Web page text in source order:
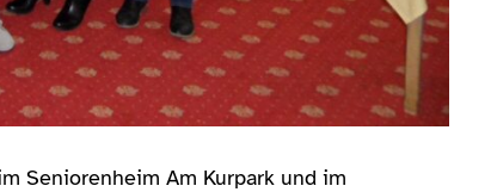
Seniorenheim Am Kurpark und im